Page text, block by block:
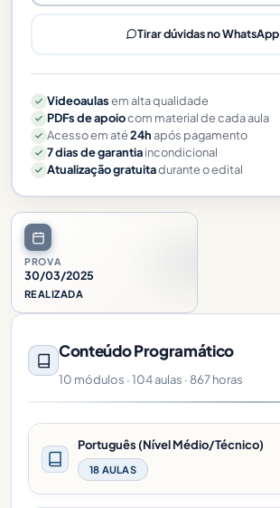
PROVA
30/03/2025
REALIZADA
Conteúdo Programático
10 módulos · 104 aulas · 867 horas
Português (Nível Médio/Técnico)
18 AULAS
Tirar dúvidas no WhatsApp
Videoaulasem alta qualidade
PDFs de apoiocom material de cada aula
Acesso em até24hapós pagamento
7 dias de garantiaincondicional
Atualização gratuitadurante o edital